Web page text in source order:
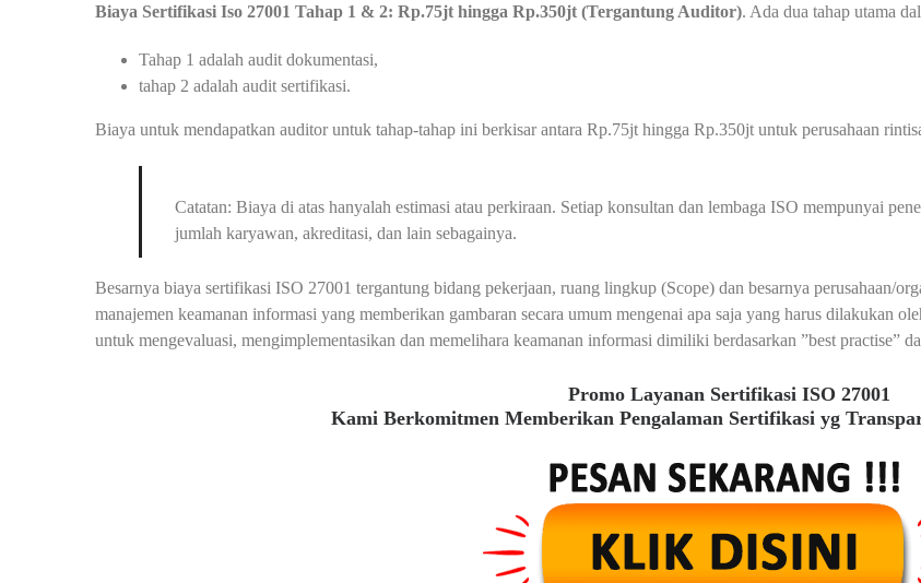
Biaya Sertifikasi Iso 27001 Tahap 1 & 2: Rp.75jt hingga Rp.350jt (Tergantung Auditor). Ada dua tahap utama
Tahap 1 adalah audit dokumentasi,
tahap 2 adalah audit sertifikasi.
Biaya untuk mendapatkan auditor untuk tahap-tahap ini berkisar antara Rp.75jt hingga Rp.350jt untuk perusahaan
Catatan: Biaya di atas hanyalah estimasi atau perkiraan. Setiap konsultan dan lembaga ISO mempunyai
jumlah karyawan, akreditasi, dan lain sebagainya.
Besarnya biaya sertifikasi ISO 27001 tergantung bidang pekerjaan, ruang lingkup (Scope) dan besarnya perusahaan/
manajemen keamanan informasi yang memberikan gambaran secara umum mengenai apa saja yang harus dilakukan
untuk mengevaluasi, mengimplementasikan dan memelihara keamanan informasi dimiliki berdasarkan ”best practise”
Promo Layanan Sertifikasi ISO 27001
Kami Berkomitmen Memberikan Pengalaman Sertifikasi yg